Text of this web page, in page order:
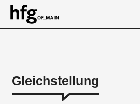
Gleichstellung
Gleichstellung